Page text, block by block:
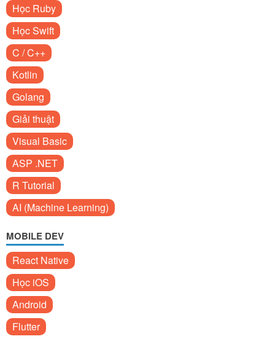
Học Ruby
Học Swift
C / C++
Kotlin
Golang
Giải thuật
Visual Basic
ASP .NET
R Tutorial
AI (Machine Learning)
MOBILE DEV
React Native
Học iOS
Android
Flutter